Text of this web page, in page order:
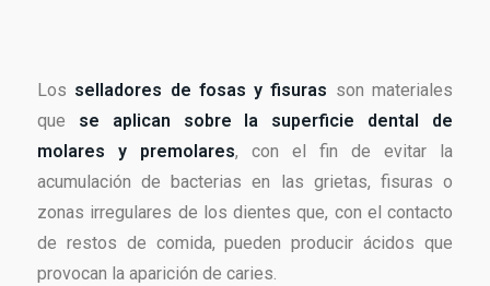
Los selladores de fosas y fisuras son materiales
que se aplican sobre la superficie dental de
molares y premolares, con el fin de evitar la
acumulación de bacterias en las grietas, fisuras o
zonas irregulares de los dientes que, con el contacto
de restos de comida, pueden producir ácidos que
provocan la aparición de caries.